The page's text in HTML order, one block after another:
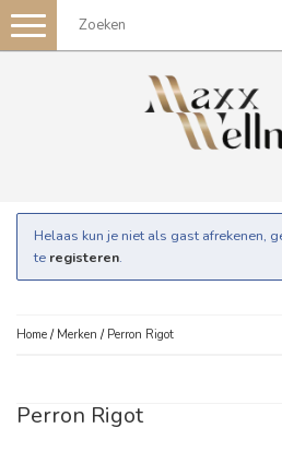
Toggle
navigation
Helaas kun je niet als gast afrekenen,
te registeren.
Home / Merken / Perron Rigot
Perron Rigot